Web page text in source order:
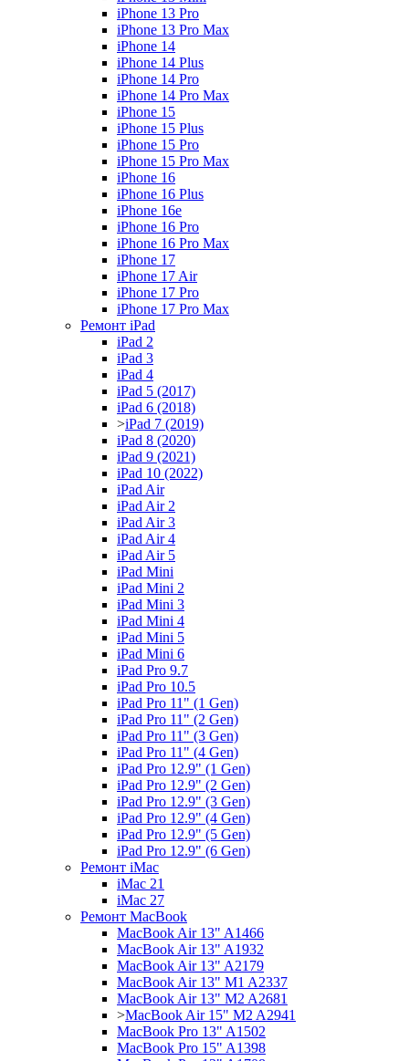
iPhone 13 Pro
iPhone 13 Pro Max
iPhone 14
iPhone 14 Plus
iPhone 14 Pro
iPhone 14 Pro Max
iPhone 15
iPhone 15 Plus
iPhone 15 Pro
iPhone 15 Pro Max
iPhone 16
iPhone 16 Plus
iPhone 16e
iPhone 16 Pro
iPhone 16 Pro Max
iPhone 17
iPhone 17 Air
iPhone 17 Pro
iPhone 17 Pro Max
Ремонт iPad
iPad 2
iPad 3
iPad 4
iPad 5 (2017)
iPad 6 (2018)
>iPad 7 (2019)
iPad 8 (2020)
iPad 9 (2021)
iPad 10 (2022)
iPad Air
iPad Air 2
iPad Air 3
iPad Air 4
iPad Air 5
iPad Mini
iPad Mini 2
iPad Mini 3
iPad Mini 4
iPad Mini 5
iPad Mini 6
iPad Pro 9.7
iPad Pro 10.5
iPad Pro 11" (1 Gen)
iPad Pro 11" (2 Gen)
iPad Pro 11" (3 Gen)
iPad Pro 11" (4 Gen)
iPad Pro 12.9" (1 Gen)
iPad Pro 12.9" (2 Gen)
iPad Pro 12.9" (3 Gen)
iPad Pro 12.9" (4 Gen)
iPad Pro 12.9" (5 Gen)
iPad Pro 12.9" (6 Gen)
Ремонт iMac
iMac 21
iMac 27
Ремонт MacBook
MacBook Air 13" A1466
MacBook Air 13" A1932
MacBook Air 13" A2179
MacBook Air 13" M1 A2337
MacBook Air 13" M2 A2681
>MacBook Air 15" M2 A2941
MacBook Pro 13" A1502
MacBook Pro 15" A1398